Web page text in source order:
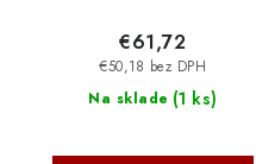
Na sklade (1 ks)
€50,18 bez DPH
€61,72